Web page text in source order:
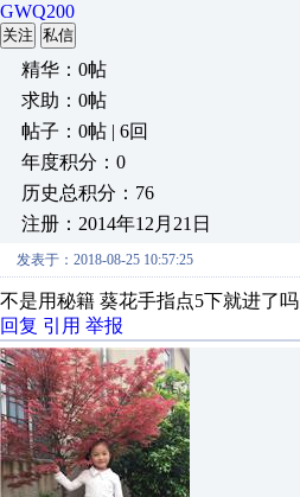
GWQ200
关注 私信
精华：0帖
求助：0帖
帖子：0帖 | 6回
年度积分：0
历史总积分：76
注册：2014年12月21日
发表于：2018-08-25 10:57:25
不是用秘籍 葵花手指点5下就进了吗
回复 引用 举报